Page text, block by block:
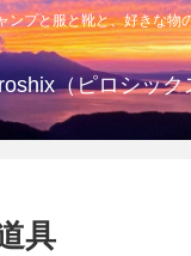
ンプと服と靴と、好きな物
（ピロシック
具